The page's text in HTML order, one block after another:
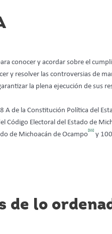
conocer y acordar sobre el
y resolver las controversias de
la plena ejecución de sus
de la Constitución Política del
Código Electoral del Estado de
de Michoacán de Ocampo
[11]
y
de lo